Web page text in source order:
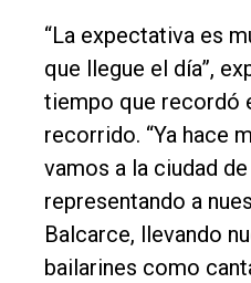
Tendencia
Int.
General
Política
Cultura
Entrevistas
Rural
“La expectativa es
que llegue el día”,
tiempo que recordó
recorrido. “Ya hace
vamos a la ciudad
representando a
Balcarce, llevando
bailarines como